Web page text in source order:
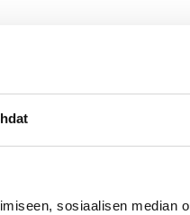
sosiaalisen median